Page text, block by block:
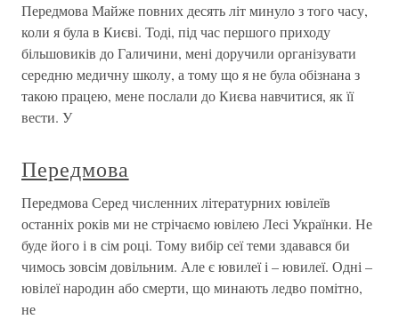
Передмова Майже повних десять літ минуло з того часу,
коли я була в Києві. Тоді, під час першого приходу
більшовиків до Галичини, мені доручили організувати
середню медичну школу, а тому що я не була обізнана з
такою працею, мене послали до Києва навчитися, як її
вести. У
Передмова
Передмова Серед численних літературних ювілеїв
останніх років ми не стрічаємо ювілею Лесі Українки. Не
буде його і в сім році. Тому вибір сеї теми здавався би
чимось зовсім довільним. Але є ювилеї і – ювилеї. Одні –
ювілеї народин або смерти, що минають ледво помітно,
не